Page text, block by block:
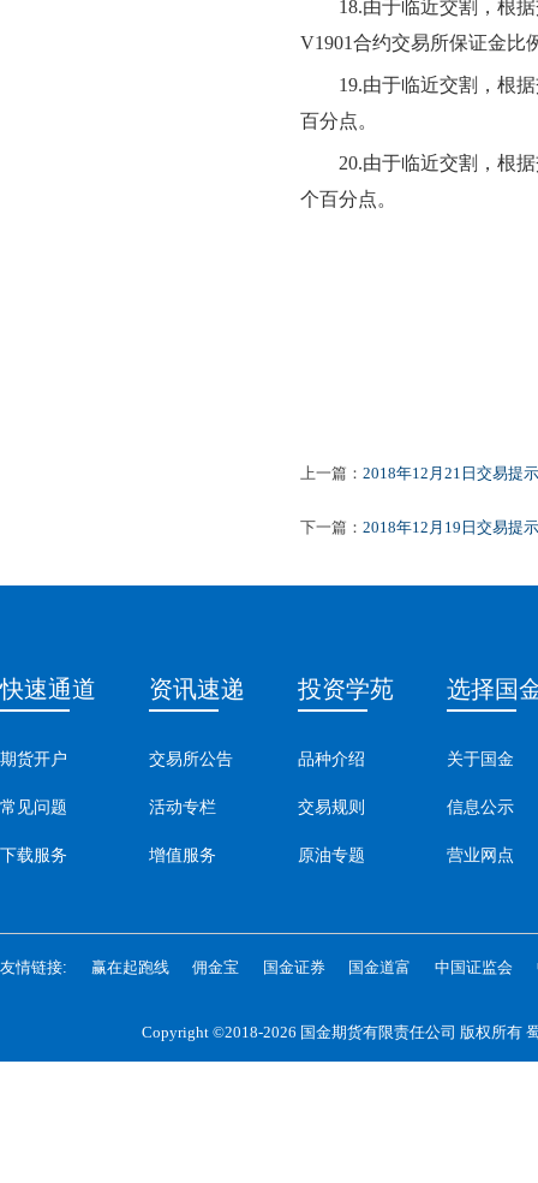
18.由于临近交割，根
V1901合约交易所保证金比
19.由于临近交割，根
百分点。
20.由于临近交割，根
个百分点。
上一篇： 2018年12月21日交易提示
下一篇： 2018年12月19日交易提示
快速通道
期货开户
常见问题
下载服务
资讯速递
交易所公告
活动专栏
增值服务
投资学苑
品种介绍
交易规则
原油专题
选择国
关于国金
信息公示
营业网点
友情链接: 赢在起跑线 佣金宝 国金证券 国金道富 中国证监会
Copyright ©2018-2026 国金期货有限责任公司 版权所有